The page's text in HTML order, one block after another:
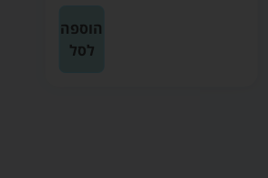
הוספה
לסל